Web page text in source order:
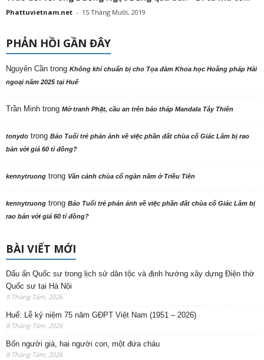
Phattuvietnam.net - 15 Tháng Mười, 2019
PHẢN HỒI GẦN ĐÂY
Nguyên Cần trong Không khí chuẩn bị cho Tọa đàm Khoa học Hoằng pháp Hải
ngoại năm 2025 tại Huế
Trần Minh trong Mở tranh Phật, cầu an trên bảo tháp Mandala Tây Thiên
tonydo trong Báo Tuổi trẻ phản ảnh về việc phần đất chùa cổ Giác Lâm bị rao
bán với giá 60 tỉ đồng?
kennytruong trong Vãn cảnh chùa cổ ngàn năm ở Triều Tiên
kennytruong trong Báo Tuổi trẻ phản ảnh về việc phần đất chùa cổ Giác Lâm bị
rao bán với giá 60 tỉ đồng?
BÀI VIẾT MỚI
Dấu ấn Quốc sư trong lịch sử dân tộc và định hướng xây dựng Điện thờ
Quốc sư tại Hà Nội
9 Tháng Tám, 2026
Huế: Lễ kỷ niệm 75 năm GĐPT Việt Nam (1951 – 2026)
8 Tháng Tám, 2026
Bốn người già, hai người con, một đứa cháu
8 Tháng Tám, 2026